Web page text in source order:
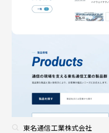
東名通信工業株式会社